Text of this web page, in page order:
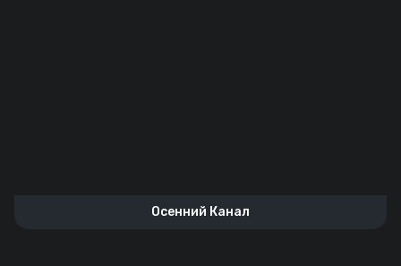
Осенний Канал